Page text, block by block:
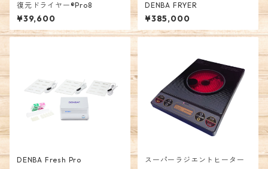
復元ドライヤー®︎Pro8
¥39,600
DENBA FRYER
¥385,000
DENBA Fresh Pro スーパーラジエントヒーター